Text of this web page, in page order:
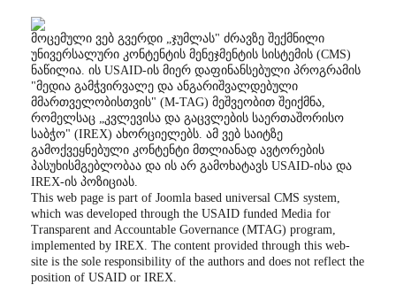
მოცემული ვებ გვერდი „ჯუმლას" ძრავზე შექმნილი
უნივერსალური კონტენტის მენეჯმენტის სისტემის (CMS)
ნაწილია. ის USAID-ის მიერ დაფინანსებული პროგრამის
"მედია გამჭვირვალე და ანგარიშვალდებული
მმართველობისთვის" (M-TAG) მეშვეობით შეიქმნა,
რომელსაც „კვლევისა და გაცვლების საერთაშორისო
საბჭო" (IREX) ახორციელებს. ამ ვებ საიტზე
გამოქვეყნებული კონტენტი მთლიანად ავტორების
პასუხისმგებლობაა და ის არ გამოხატავს USAID-ისა და
IREX-ის პოზიციას.
This web page is part of Joomla based universal CMS system,
which was developed through the USAID funded Media for
Transparent and Accountable Governance (MTAG) program,
implemented by IREX. The content provided through this web-
site is the sole responsibility of the authors and does not reflect the
position of USAID or IREX.